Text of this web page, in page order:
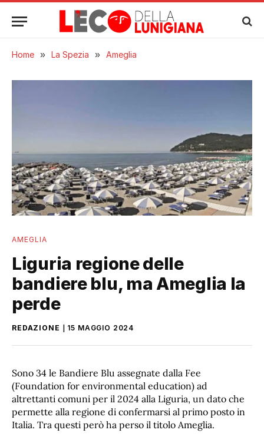
Home » La Spezia » Ameglia
AMEGLIA
Liguria regione delle
bandiere blu, ma Ameglia la
perde
REDAZIONE 15 MAGGIO 2024
Sono 34 le Bandiere Blu assegnate dalla Fee
(Foundation for environmental education) ad
altrettanti comuni per il 2024 alla Liguria, un dato che
permette alla regione di confermarsi al primo posto in
Italia. Tra questi però ha perso il titolo Ameglia.